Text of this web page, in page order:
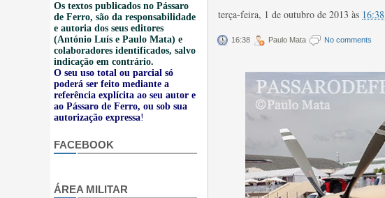
Os textos publicados no Pássaro
de Ferro, são da responsabilidade
e autoria dos seus editores
(António Luís e Paulo Mata) e
colaboradores identificados, salvo
indicação em contrário.
O seu uso total ou parcial só
poderá ser feito mediante a
referência explícita ao seu autor e
ao Pássaro de Ferro, ou sob sua
autorização expressa!
FACEBOOK
ÁREA MILITAR
terça-feira, 1 de outubro de 2013 às 16:38
16:38 Paulo Mata No comments